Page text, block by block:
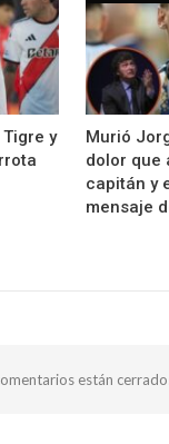
y
Murió
dolor que
capitán y
mensaje
están